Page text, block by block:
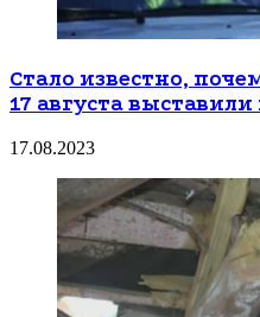
Стало известно,
17 августа
17.08.2023